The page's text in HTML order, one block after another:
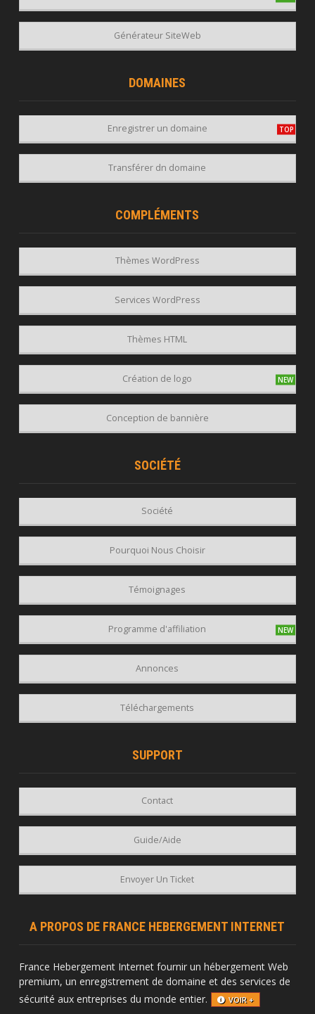
Générateur SiteWeb
DOMAINES
Enregistrer un domaine
Transférer dn domaine
COMPLÉMENTS
Thèmes WordPress
Thèmes HTML
Création de logo
Conception de bannière
Services WordPress
SOCIÉTÉ
Société
Pourquoi Nous Choisir
Témoignages
Programme d'affiliation
Annonces
Téléchargements
SUPPORT
Contact
Envoyer Un Ticket
Guide/Aide
A PROPOS DE FRANCE HEBERGEMENT INTERNET
France Hebergement Internet fournir un hébergement Web
premium, un enregistrement de domaine et des services de
sécurité aux entreprises du monde entier.
VOIR +